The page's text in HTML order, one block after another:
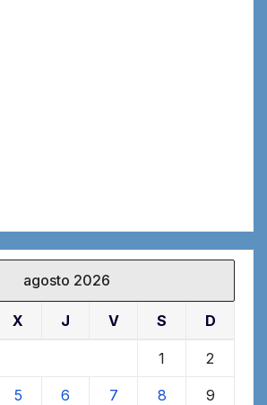
agosto 2026
X J V S D
1 2
5 6 7 8 9